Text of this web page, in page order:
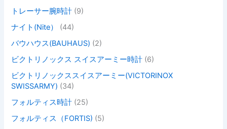
トレーサー腕時計 (9)
ナイト(Nite）
(44)
バウハウス(BAUHAUS) (2)
ビクトリノックス スイスアーミー時計 (6)
ビクトリノックススイスアーミー(VICTORINOX
SWISSARMY) (34)
フォルティス時計 (25)
フォルティス（FORTIS) (5)